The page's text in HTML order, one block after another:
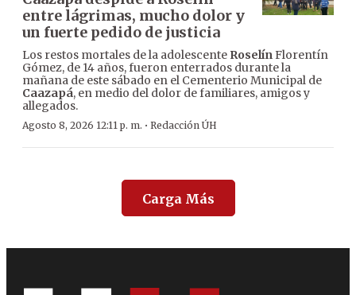
entre lágrimas, mucho dolor y
un fuerte pedido de justicia
Los restos mortales de la adolescente RoselínFlorentín
Gómez, de 14 años, fueron enterrados durante la
mañana de este sábado en el Cementerio Municipal de
Caazapá, en medio del dolor de familiares, amigos y
allegados.
Agosto 8, 2026 12:11 p. m. · Redacción ÚH
Carga Más